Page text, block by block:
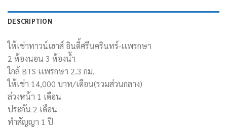
DESCRIPTION
ให้เช่าทาวน์เฮาส์ อินดี้ศรีนครินทร์-เเพรกษา
2 ห้องนอน 3 ห้องน้ำ
ใกล้ BTS เเพรกษา 2.3 กม.
ให้เช่า 14,000 บาท/เดือน(รวมส่วนกลาง)
ล่วงหน้า 1 เดือน
ประกัน 2 เดือน
ทำสัญญา 1 ปี